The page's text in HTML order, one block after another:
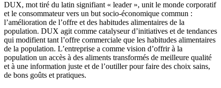
DUX, mot tiré du latin signifiant « leader », unit le monde corporatif
et le consommateur vers un but socio-économique commun :
l’amélioration de l’offre et des habitudes alimentaires de la
population. DUX agit comme catalyseur d’initiatives et de tendances
qui modifient tant l’offre commerciale que les habitudes alimentaires
de la population. L’entreprise a comme vision d’offrir à la
population un accès à des aliments transformés de meilleure qualité
et à une information juste et de l’outiller pour faire des choix sains,
de bons goûts et pratiques.